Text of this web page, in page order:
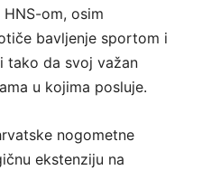
om, osim
bavljenje sportom i
tako da svoj važan
u kojima posluje.
nogometne
ekstenziju na